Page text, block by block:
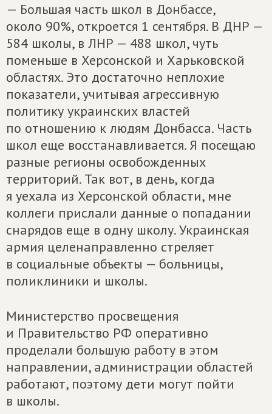
— Большая часть школ в Донбассе,
около 90%, откроется 1 сентября. В ДНР —
584 школы, в ЛНР — 488 школ, чуть
поменьше в Херсонской и Харьковской
областях. Это достаточно неплохие
показатели, учитывая агрессивную
политику украинских властей
по отношению к людям Донбасса. Часть
школ еще восстанавливается. Я посещаю
разные регионы освобожденных
территорий. Так вот, в день, когда
я уехала из Херсонской области, мне
коллеги прислали данные о попадании
снарядов еще в одну школу. Украинская
армия целенаправленно стреляет
в социальные объекты — больницы,
поликлиники и школы.
Министерство просвещения
и Правительство РФ оперативно
проделали большую работу в этом
направлении, администрации областей
работают, поэтому дети могут пойти
в школы.